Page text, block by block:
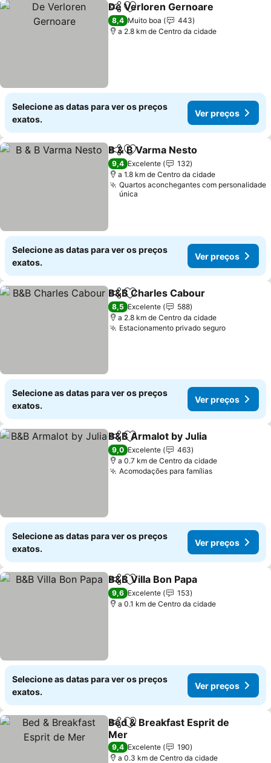
PartilharAdicionar aos favoritos
De Verloren Gernoare
8,4 Muito boa
443
a 2.8 km de Centro da cidade
Selecione as datas para ver os preços
exatos.
Ver preços
PartilharAdicionar aos favoritos
B & B Varma Nesto
9,4 Excelente
132
a 1.8 km de Centro da cidade
Quartos aconchegantes com personalidade
única
Selecione as datas para ver os preços
exatos.
Ver preços
PartilharAdicionar aos favoritos
B&B Charles Cabour
8,5 Excelente
588
a 2.8 km de Centro da cidade
Estacionamento privado seguroVer
Selecione as datas para ver os preços
exatos.
Ver preços
PartilharAdicionar aos favoritos
B&B Armalot by Julia
9,0 Excelente
463
a 0.7 km de Centro da cidade
Acomodações para famíliasVer preços
Selecione as datas para ver os preços
exatos.
Ver preços
PartilharAdicionar aos favoritos
B&B Villa Bon Papa
9,6 Excelente
153
a 0.1 km de Centro da cidade
Selecione as datas para ver os preços
exatos.
Ver preços
PartilharAdicionar aos favoritos
Bed & Breakfast Esprit de
Mer
Ver preços
9,4 Excelente
190
a 0.3 km de Centro da cidade